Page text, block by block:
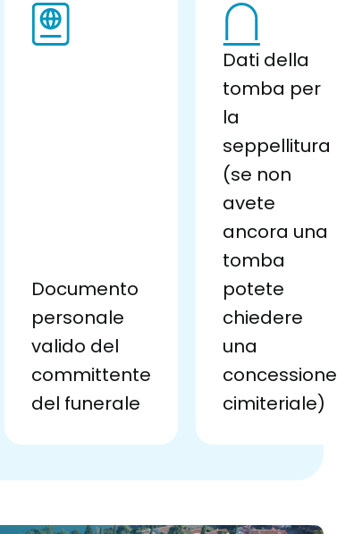
Documento
personale
valido del
committente
del funerale
Dati della
tomba per
la
seppellitura
(se non
avete
ancora una
tomba
potete
chiedere
una
concessione
cimiteriale)